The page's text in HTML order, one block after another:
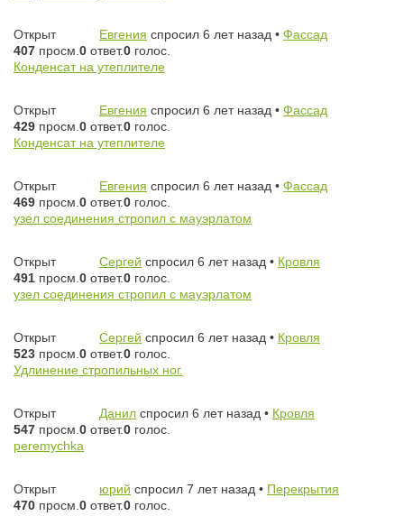
Открыт Евгения спросил 6 лет назад • Фассад
407 просм.0 ответ.0 голос.
Конденсат на утеплителе
Открыт Евгения спросил 6 лет назад • Фассад
429 просм.0 ответ.0 голос.
Конденсат на утеплителе
Открыт Евгения спросил 6 лет назад • Фассад
469 просм.0 ответ.0 голос.
узел соединения стропил с мауэрлатом
Открыт Сергей спросил 6 лет назад • Кровля
491 просм.0 ответ.0 голос.
узел соединения стропил с мауэрлатом
Открыт Сергей спросил 6 лет назад • Кровля
523 просм.0 ответ.0 голос.
Удлинение стропильных ног.
Открыт Данил спросил 6 лет назад • Кровля
547 просм.0 ответ.0 голос.
peremychka
Открыт юрий спросил 7 лет назад • Перекрытия
470 просм.0 ответ.0 голос.